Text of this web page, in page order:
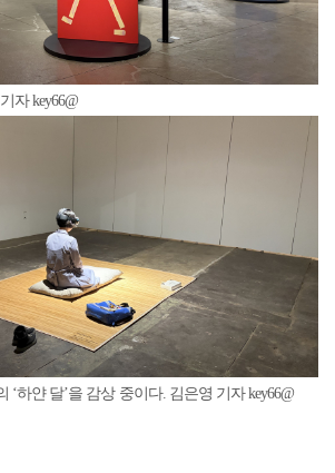
자 key66@
‘하얀 달’을 감상 중이다. 김은영 기자 key66@